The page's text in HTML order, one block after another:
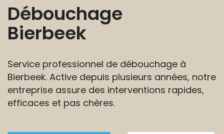
Débouchage
Bierbeek
Service professionnel de débouchage à
Bierbeek. Active depuis plusieurs années, notre
entreprise assure des interventions rapides,
efficaces et pas chères.